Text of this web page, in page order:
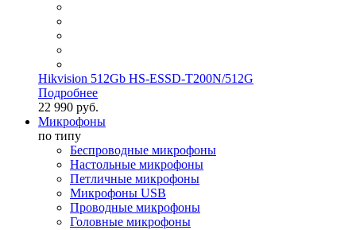
Hikvision 512Gb HS-ESSD-T200N/512G
Подробнее
22 990 руб.
Микрофоны
по типу
Беспроводные микрофоны
Настольные микрофоны
Петличные микрофоны
Микрофоны USB
Проводные микрофоны
Головные микрофоны